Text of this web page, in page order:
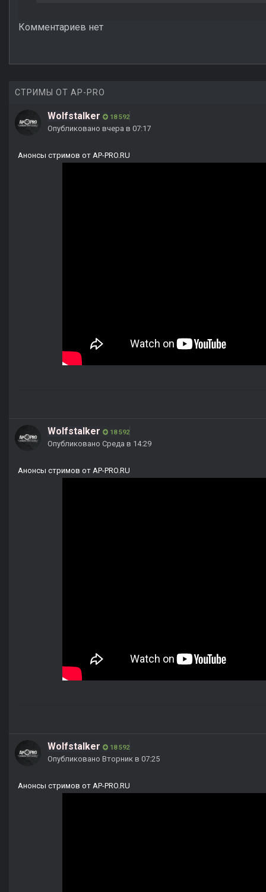
Комментариев нет
СТРИМЫ ОТ AP-PRO
Wolfstalker 18 592
Опубликовано вчера в 07:17
Анонсы стримов от AP-PRO.RU
Wolfstalker 18 592
Опубликовано Среда в 14:29
Анонсы стримов от AP-PRO.RU
Wolfstalker 18 592
Опубликовано Вторник в 07:25
Анонсы стримов от AP-PRO.RU